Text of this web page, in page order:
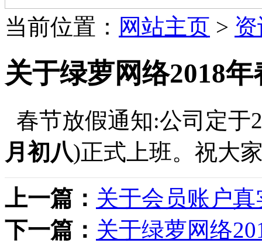
当前位置： 网站主页 >
关于绿萝网络2018
春节放假通知:公司定于
月初八)正式上班。祝大
上一篇： 关于会员账户
下一篇： 关于绿萝网络